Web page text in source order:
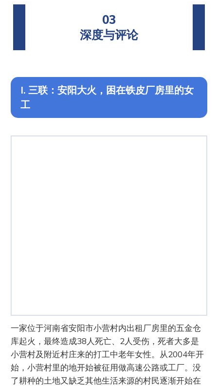
03
深度与评论
I. 三联：安阳大火，困在铁皮厂房里的女
工
一家位于河南省安阳市小营村内出租厂房里的五金仓
库起火，最终造成38人死亡、2人受伤，死者大多是
小营村及附近村庄来的打工中老年女性。从2004年开
始，小营村里的地开始被征用做高速公路或工厂。没
了耕种的土地又缺乏其他生活来源的村民逐渐开始在